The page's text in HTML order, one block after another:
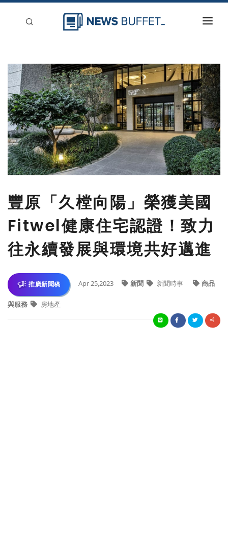
新聞稿分類
登入
刊登
豐原「久樘向陽」榮獲美國
Fitwel健康住宅認證！致力
往永續發展與環境共好邁進
推廣新聞稿 Apr 25,2023 新聞 新聞時事 商品
與服務 房地產